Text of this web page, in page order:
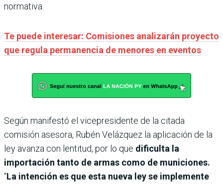
normativa.
Te puede interesar: Comisiones analizarán proyecto
que regula permanencia de menores en eventos
Según manifestó el vicepresidente de la citada
comisión asesora, Rubén Velázquez la aplicación de la
ley avanza con lentitud, por lo que dificulta la
importación tanto de armas como de municiones.
“La intención es que esta nueva ley se implemente